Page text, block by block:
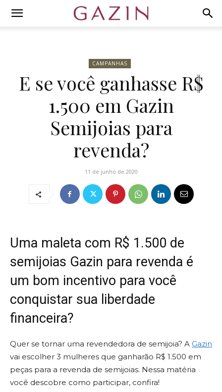
CAMPANHAS
E se você ganhasse R$
1.500 em Gazin
Semijoias para
revenda?
11 de junho de 2020
Uma maleta com R$ 1.500 de
semijoias Gazin para revenda é
um bom incentivo para você
conquistar sua liberdade
financeira?
Quer se tornar uma revendedora de semijoia? A Gazin
vai escolher 3 mulheres que ganharão R$ 1.500 em
peças para a revenda de semijoias. Nessa matéria
você descobre como participar, confira!